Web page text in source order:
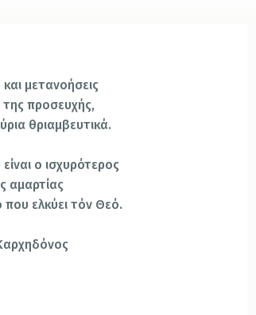
μετανοήσεις
προσευχής,
θριαμβευτικά.
ο ισχυρότερος
αμαρτίας
ελκύει τόν Θεό.